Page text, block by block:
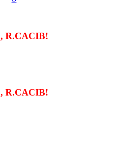
R.CACIB!
R.CACIB!